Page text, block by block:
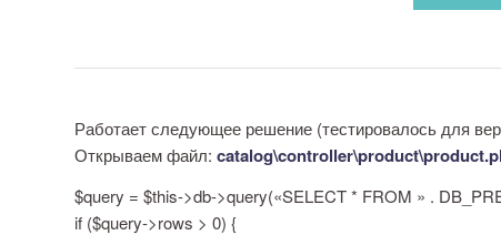
Работает следующее решение (тестировалось для
Открываем файл:
$query = $this->db->query(«SELECT * FROM » .
if ($query->rows > 0) {